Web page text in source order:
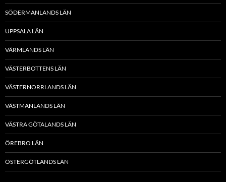
SÖDERMANLANDS LÄN
UPPSALA LÄN
VÄRMLANDS LÄN
VÄSTERBOTTENS LÄN
VÄSTERNORRLANDS LÄN
VÄSTMANLANDS LÄN
VÄSTRA GÖTALANDS LÄN
ÖREBRO LÄN
ÖSTERGÖTLANDS LÄN